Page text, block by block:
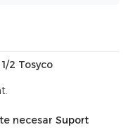
2 Tosyco
necesar Suport